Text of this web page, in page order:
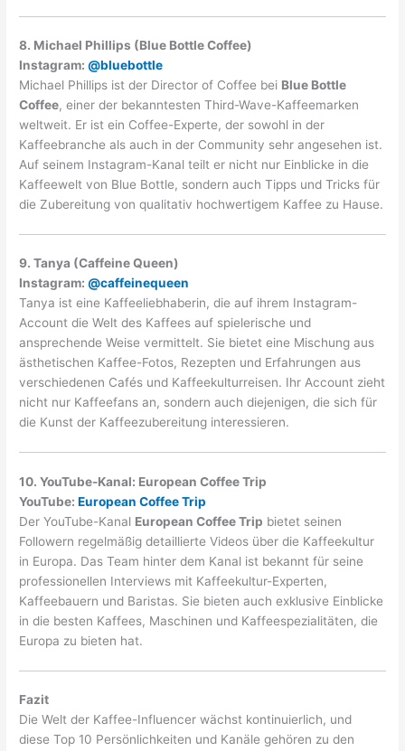
8. Michael Phillips (Blue Bottle Coffee)
Instagram:@bluebottle
Michael Phillips ist der Director of Coffee bei Blue Bottle
Coffee, einer der bekanntesten Third-Wave-Kaffeemarken
weltweit. Er ist ein Coffee-Experte, der sowohl in der
Kaffeebranche als auch in der Community sehr angesehen ist.
Auf seinem Instagram-Kanal teilt er nicht nur Einblicke in die
Kaffeewelt von Blue Bottle, sondern auch Tipps und Tricks für
die Zubereitung von qualitativ hochwertigem Kaffee zu Hause.
9. Tanya (Caffeine Queen)
Instagram:@caffeinequeen
Tanya ist eine Kaffeeliebhaberin, die auf ihrem Instagram-
Account die Welt des Kaffees auf spielerische und
ansprechende Weise vermittelt. Sie bietet eine Mischung aus
ästhetischen Kaffee-Fotos, Rezepten und Erfahrungen aus
verschiedenen Cafés und Kaffeekulturreisen. Ihr Account zieht
nicht nur Kaffeefans an, sondern auch diejenigen, die sich für
die Kunst der Kaffeezubereitung interessieren.
10. YouTube-Kanal: European Coffee Trip
YouTube:European Coffee Trip
Der YouTube-Kanal European Coffee Trip bietet seinen
Followern regelmäßig detaillierte Videos über die Kaffeekultur
in Europa. Das Team hinter dem Kanal ist bekannt für seine
professionellen Interviews mit Kaffeekultur-Experten,
Kaffeebauern und Baristas. Sie bieten auch exklusive Einblicke
in die besten Kaffees, Maschinen und Kaffeespezialitäten, die
Europa zu bieten hat.
Fazit
Die Welt der Kaffee-Influencer wächst kontinuierlich, und
diese Top 10 Persönlichkeiten und Kanäle gehören zu den